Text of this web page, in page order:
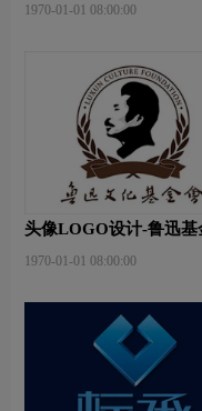
1970-01-01 08:00:00
头像LOGO设计-鲁迅基
1970-01-01 08:00:00